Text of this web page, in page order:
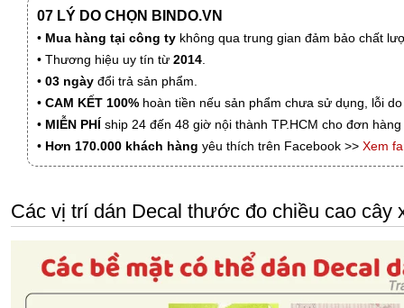
07 LÝ DO CHỌN BINDO.VN
• Mua hàng tại công ty không qua trung gian đảm bảo chất
• Thương hiệu uy tín từ 2014.
• 03 ngày đổi trả sản phẩm.
• CAM KẾT 100% hoàn tiền nếu sản phẩm chưa sử dụng, lỗi
• MIỄN PHÍ ship 24 đến 48 giờ nội thành TP.HCM cho đơn
• Hơn 170.000 khách hàng yêu thích trên Facebook >> Xem
Các vị trí dán Decal thước đo chiều cao cây